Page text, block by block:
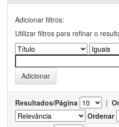
Adicionar filtros:
Utilizar filtros para refinar o
Resultados/Página |
Ordenar